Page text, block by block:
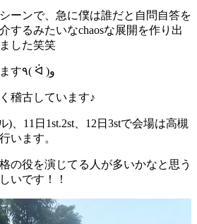
ーンで、急に僕は誰だと自問自答を
するみたいなchaosな展開を作り出
した笑笑
今回はちゃんと我慢します٩( ᐛ )و
稽古しています♪
)、11日1st.2st、12日3stで会場は高槻
います。
の役を演じてる人が多いかなと思う
いです！！